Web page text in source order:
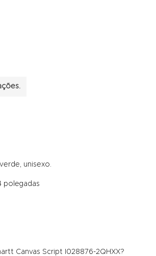
unisexo.
polegadas
Canvas Script I028876-2QHXX?